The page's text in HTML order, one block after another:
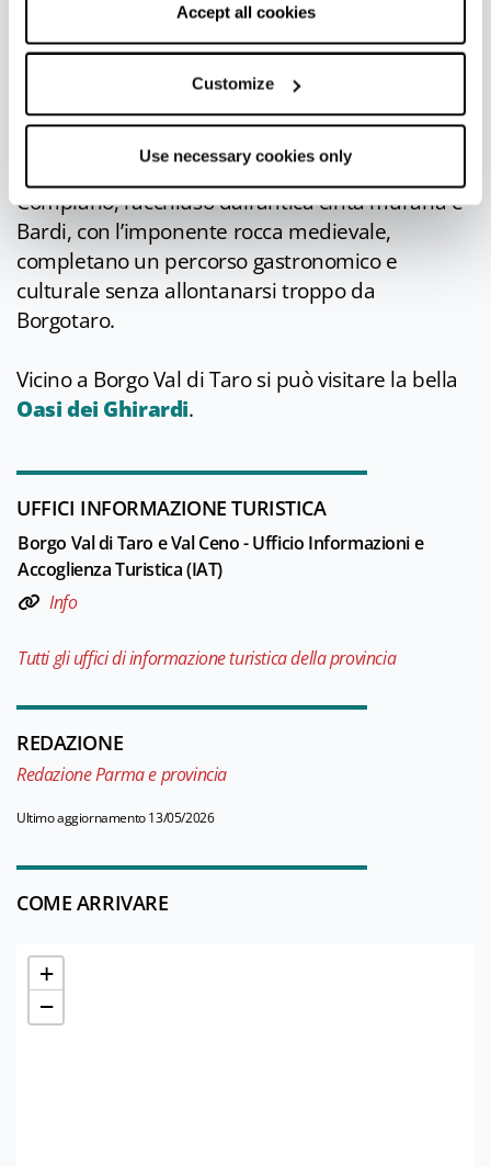
correct functioning of the website will be used.
Accept all cookies
Customize
Use necessary cookies only
perdere la visita al planetario di Bedonia,
inserito nel complesso del seminario vescovile.
Chi vuole continuare a gustare le tipicità del
territorio potrà fare una sosta nello storico
borgo di Albareto, collocato lungo la “Strada del
Compiano, racchiuso dall’antica cinta muraria e
Bardi, con l’imponente rocca medievale,
completano un percorso gastronomico e
culturale senza allontanarsi troppo da
Borgotaro.
Vicino a Borgo Val di Taro si può visitare la bella
Oasi dei Ghirardi.
UFFICI INFORMAZIONE TURISTICA
Borgo Val di Taro e Val Ceno - Ufficio Informazioni e
Accoglienza Turistica (IAT)
Info
Tutti gli uffici di informazione turistica della provincia
REDAZIONE
Redazione Parma e provincia
Ultimo aggiornamento 13/05/2026
COME ARRIVARE
+
−